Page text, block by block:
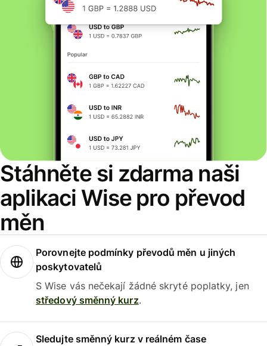
Stáhněte si zdarma naši
aplikaci Wise pro převod
měn
Porovnejte podmínky převodů měn u jiných
poskytovatelů
S Wise vás nečekají žádné skryté poplatky, jen
středový směnný kurz.
Sledujte směnný kurz v reálném čase